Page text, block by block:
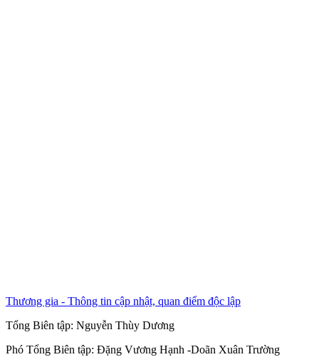
Thương gia - Thông tin cập nhật, quan điểm độc lập
Tổng Biên tập: Nguyễn Thùy Dương
Phó Tổng Biên tập: Đặng Vương Hạnh -Doãn Xuân Trường